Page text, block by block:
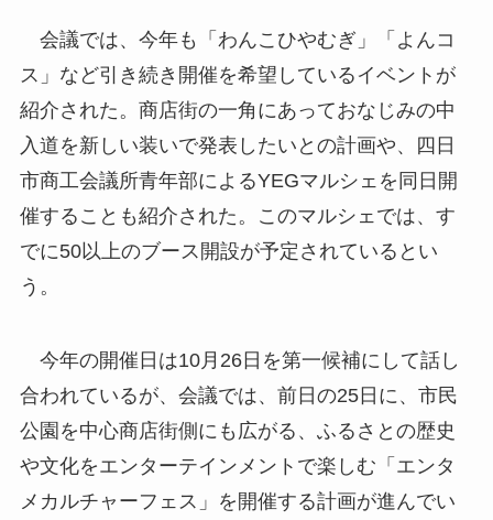
会議では、今年も「わんこひやむぎ」「よんコ
ス」など引き続き開催を希望しているイベントが
紹介された。商店街の一角にあっておなじみの中
入道を新しい装いで発表したいとの計画や、四日
市商工会議所青年部によるYEGマルシェを同日開
催することも紹介された。このマルシェでは、す
でに50以上のブース開設が予定されているとい
う。
今年の開催日は10月26日を第一候補にして話し
合われているが、会議では、前日の25日に、市民
公園を中心商店街側にも広がる、ふるさとの歴史
や文化をエンターテインメントで楽しむ「エンタ
メカルチャーフェス」を開催する計画が進んでい